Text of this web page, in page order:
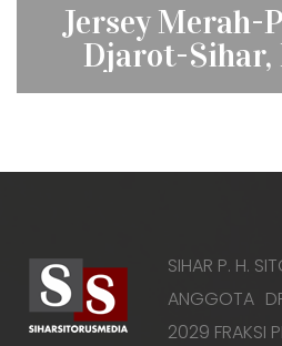
post:
Jersey
Djarot-Sihar,
Amanat
SIHAR P. H.
ANGGOTA
2029 FRAKSI